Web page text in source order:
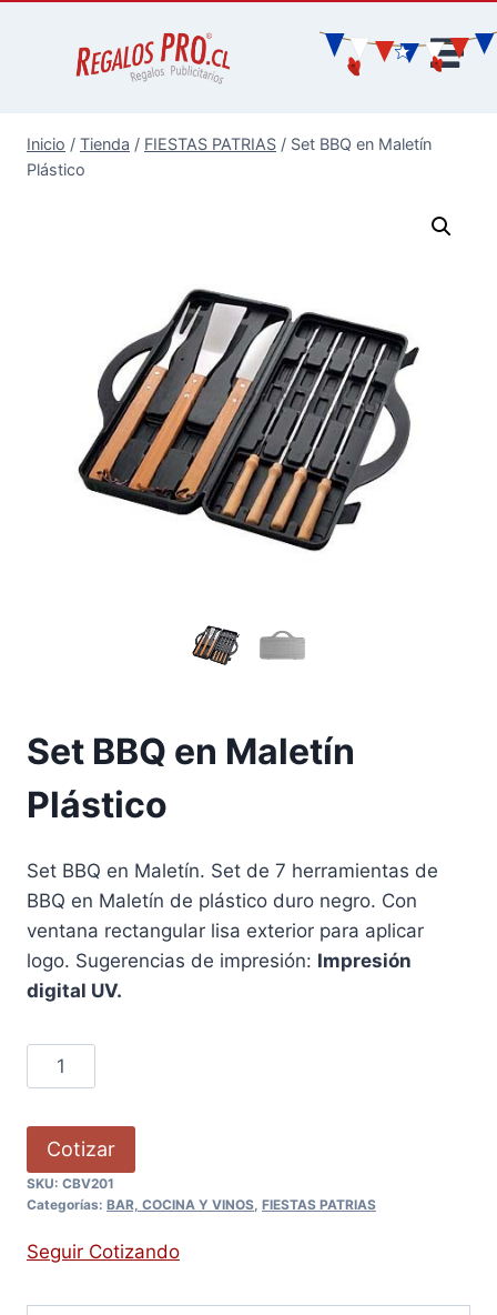
Inicio / Tienda / FIESTAS PATRIAS / Set BBQ en Maletín
Plástico
Set BBQ en Maletín
Plástico
Set BBQ en Maletín. Set de 7 herramientas de
BBQ en Maletín de plástico duro negro. Con
ventana rectangular lisa exterior para aplicar
logo. Sugerencias de impresión: Impresión
digital UV.
Cotizar
SKU: CBV201
Categorías: BAR, COCINA Y VINOS, FIESTAS PATRIAS
Seguir Cotizando